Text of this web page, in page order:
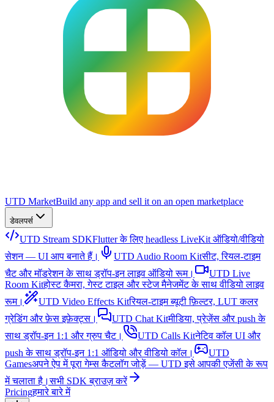
UTD MarketBuild any app and sell it on an open marketplace
डेवलपर्स
UTD Stream SDKFlutter के लिए headless LiveKit ऑडियो/वीडियो
सेशन — UI आप बनाते हैं।
UTD Audio Room Kitसीट, रियल-टाइम
चैट और मॉडरेशन के साथ ड्रॉप-इन लाइव ऑडियो रूम।
UTD Live
Room Kitहोस्ट कैमरा, गेस्ट टाइल और स्टेज मैनेजमेंट के साथ वीडियो लाइव
रूम।
UTD Video Effects Kitरियल-टाइम ब्यूटी फ़िल्टर, LUT कलर
ग्रेडिंग और फ़ेस इफ़ेक्ट्स।
UTD Chat Kitमीडिया, प्रेज़ेंस और push के
साथ ड्रॉप-इन 1:1 और ग्रुप चैट।
UTD Calls Kitनेटिव कॉल UI और
push के साथ ड्रॉप-इन 1:1 ऑडियो और वीडियो कॉल।
UTD
Gamesअपने ऐप में पूरा गेम्स कैटलॉग जोड़ें — UTD इसे आपकी एजेंसी के रूप
में चलाता है।सभी SDK ब्राउज़ करें
Pricingहमारे बारे में